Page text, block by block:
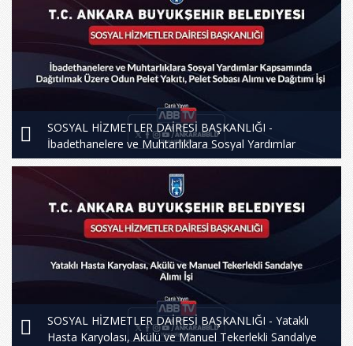
SOSYAL HİZMETLER DAİRESİ BAŞKANLIĞI -
İbadethanelere ve Muhtarlıklara Sosyal Yardımlar
Kapsamında Dağıtılmak Üzere Odun Pelet Yakıtı, Pelet
Sobası Alımı ve Dağıtım İşi
SOSYAL HİZMETLER DAİRESİ BAŞKANLIĞI - Yataklı
Hasta Karyolası, Akülü ve Manuel Tekerlekli Sandalye